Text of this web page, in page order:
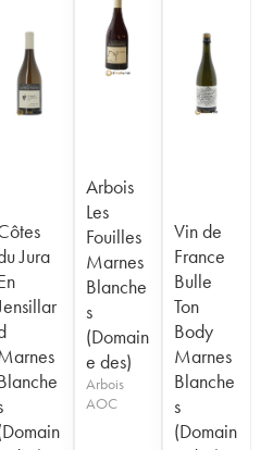
Jura
Arbois
Les
Fouilles
Marnes
Blanche
s
(Domain
e des)
Arbois
AOC
Vin de
France
Bulle
Ton
Body
Marnes
Blanche
s
(Domain